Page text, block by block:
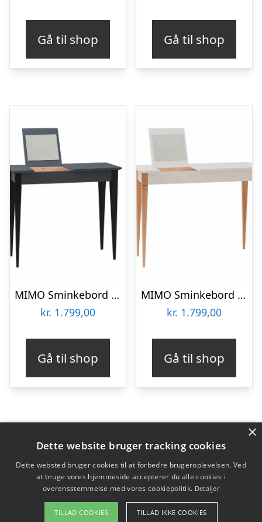
Gå til shop Gå til shop
MIMO Sminkebord med spejl – 85×35 cm sorte ben / grafit
kr. 1.799,00
Gå til shop
MIMO Sminkebord med spejl – 105x35cm Lysegrå
kr. 1.799,00
Gå til shop
Varekategorier
Produkter
×
Dette website bruger tracking cookies
Dette websted bruger cookies til at forbedre brugeroplevelsen. Ved
at bruge vores hjemmeside accepterer du alle cookies i
overensstemmelse med vores cookiepolitik. Detaljer
TILLAD COOKIES TILLAD IKKE COOKIES